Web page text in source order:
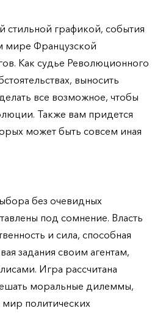
стильной графикой, события
мире Французской
Как судье Революционного
выносить
все возможное, чтобы
Также вам придется
может быть совсем иная
без очевидных
под сомнение. Власть
и сила, способная
задания своим агентам,
Игра рассчитана
моральные дилеммы,
политических